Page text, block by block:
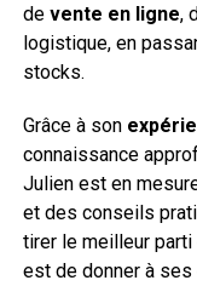
de vente en ligne,
logistique, en
stocks.
Grâce à son
connaissance
Julien est en
et des conseils
tirer le meilleur
est de donner à